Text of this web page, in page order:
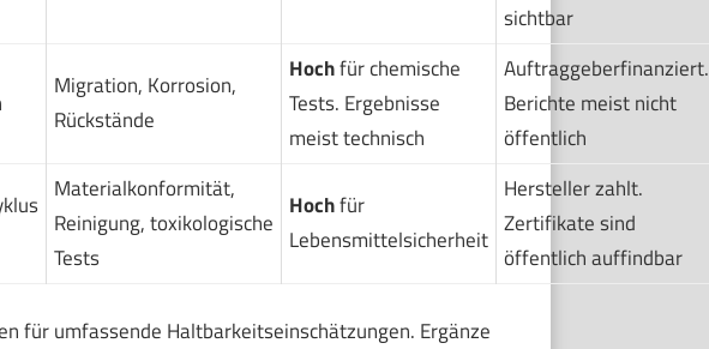
sichtbar
Migration, Korrosion,
Rückstände
Hochfür chemische
Tests. Ergebnisse
meist technisch
Auftraggeberfinanziert.
Berichte meist nicht
öffentlich
Materialkonformität,
Reinigung, toxikologische
Tests
Hochfür
Lebensmittelsicherheit
Hersteller zahlt.
Zertifikate sind
öffentlich auffindbar
für umfassende Haltbarkeitseinschätzungen. Ergänze